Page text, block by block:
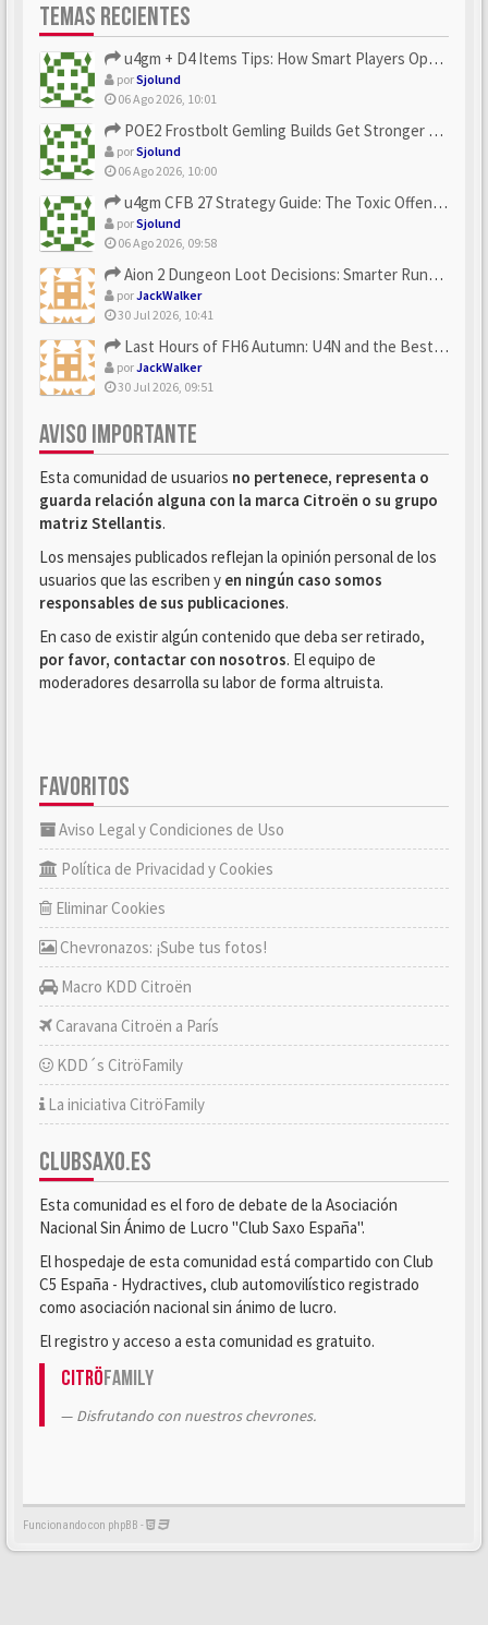
TEMAS RECIENTES
u4gm + D4 Items Tips: How Smart Players Optimize Gear, Build...
porSjolund
06 Ago 2026, 10:01
POE2 Frostbolt Gemling Builds Get Stronger With u4gm’s Ice C...
porSjolund
06 Ago 2026, 10:00
u4gm CFB 27 Strategy Guide: The Toxic Offensive Scheme Your ...
porSjolund
06 Ago 2026, 09:58
Aion 2 Dungeon Loot Decisions: Smarter Runs With U4N
porJackWalker
30 Jul 2026, 10:41
Last Hours of FH6 Autumn: U4N and the Best Rewards to Grab
porJackWalker
30 Jul 2026, 09:51
AVISO IMPORTANTE
Esta comunidad de usuarios no pertenece, representa o
guarda relación alguna con la marca Citroën o su grupo
matriz Stellantis.
Los mensajes publicados reflejan la opinión personal de los
usuarios que las escriben y en ningún caso somos
responsables de sus publicaciones.
En caso de existir algún contenido que deba ser retirado,
por favor, contactar con nosotros. El equipo de
moderadores desarrolla su labor de forma altruista.
FAVORITOS
Aviso Legal y Condiciones de Uso
Política de Privacidad y Cookies
Eliminar Cookies
Chevronazos: ¡Sube tus fotos!
Macro KDD Citroën
Caravana Citroën a París
KDD´s CitröFamily
La iniciativa CitröFamily
CLUBSAXO.ES
Esta comunidad es el foro de debate de la Asociación
Nacional Sin Ánimo de Lucro "Club Saxo España".
El hospedaje de esta comunidad está compartido con Club
C5 España - Hydractives, club automovilístico registrado
como asociación nacional sin ánimo de lucro.
El registro y acceso a esta comunidad es gratuito.
CitröFamily
Disfrutando con nuestros chevrones.
Funcionando con phpBB -